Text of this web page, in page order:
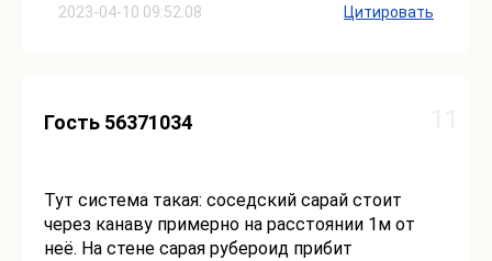
2023-04-10 09:52:08 Цитировать
Гость 56371034
Тут система такая: соседский сарай стоит
через канаву примерно на расстоянии 1м от
неё. На стене сарая рубероид прибит